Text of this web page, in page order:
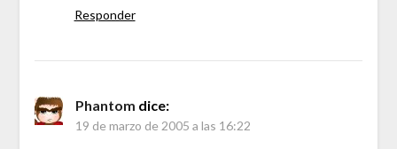
Responder
Phantom dice:
19 de marzo de 2005 a las 16:22